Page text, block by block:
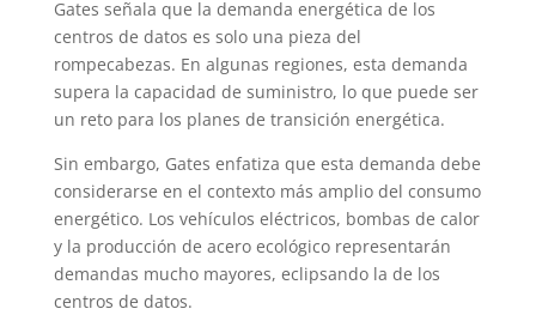
Gates señala que la demanda energética de los
centros de datos es solo una pieza del
rompecabezas. En algunas regiones, esta demanda
supera la capacidad de suministro, lo que puede ser
un reto para los planes de transición energética.
Sin embargo, Gates enfatiza que esta demanda debe
considerarse en el contexto más amplio del consumo
energético. Los vehículos eléctricos, bombas de calor
y la producción de acero ecológico representarán
demandas mucho mayores, eclipsando la de los
centros de datos.